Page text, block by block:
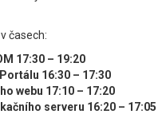
časech:
17:30 – 19:20
16:30 – 17:30
webu 17:10 – 17:20
serveru 16:20 – 17:05